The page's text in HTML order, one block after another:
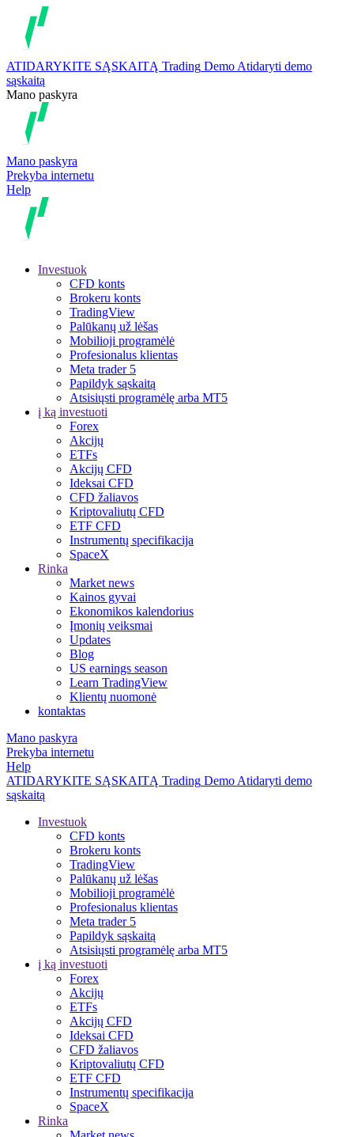
ATIDARYKITE SĄSKAITĄ Trading Demo Atidaryti demo
sąskaitą
Mano paskyra
Mano paskyra
Prekyba internetu
Help
Investuok
CFD konts
Brokeru konts
TradingView
Palūkanų už lėšas
Mobilioji programėlė
Profesionalus klientas
Meta trader 5
Papildyk sąskaitą
Atsisiųsti programėlę arba MT5
į ką investuoti
Forex
Akcijų
ETFs
Akcijų CFD
Ideksai CFD
CFD žaliavos
Kriptovaliutų CFD
ETF CFD
Instrumentų specifikacija
SpaceX
Rinka
Market news
Kainos gyvai
Ekonomikos kalendorius
Įmonių veiksmai
Updates
Blog
US earnings season
Learn TradingView
Klientų nuomonė
kontaktas
Mano paskyra
Prekyba internetu
Help
ATIDARYKITE SĄSKAITĄ Trading Demo Atidaryti demo
sąskaitą
Investuok
CFD konts
Brokeru konts
TradingView
Palūkanų už lėšas
Mobilioji programėlė
Profesionalus klientas
Meta trader 5
Papildyk sąskaitą
Atsisiųsti programėlę arba MT5
į ką investuoti
Forex
Akcijų
ETFs
Akcijų CFD
Ideksai CFD
CFD žaliavos
Kriptovaliutų CFD
ETF CFD
Instrumentų specifikacija
SpaceX
Rinka